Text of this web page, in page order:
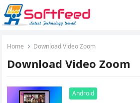
Home Download Video Zoom
Download Video Zoom
Android